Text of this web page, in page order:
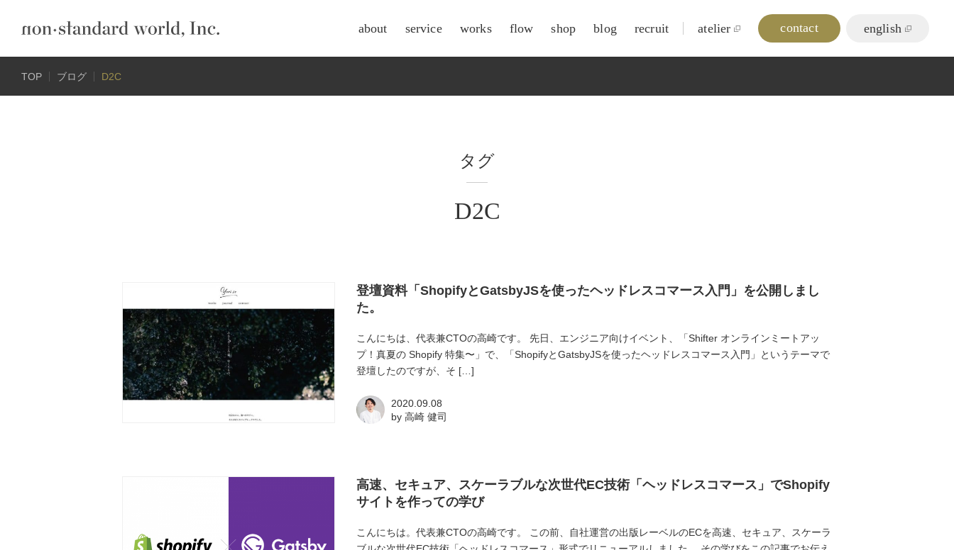
TOP ブログ D2C
about
csr
service works flow shop blog recruit atelier contact english
タグ
D2C
登壇資料「ShopifyとGatsbyJSを使ったヘッドレスコマース入門」を公開しまし
た。
こんにちは、代表兼CTOの高崎です。 先日、エンジニア向けイベント、「Shifter オンラインミートアッ
プ！真夏の Shopify 特集〜」で、「ShopifyとGatsbyJSを使ったヘッドレスコマース入門」というテーマで
登壇したのですが、そ […]
2020.09.08
by 高崎 健司
高速、セキュア、スケーラブルな次世代EC技術「ヘッドレスコマース」でShopify
サイトを作っての学び
こんにちは。代表兼CTOの高崎です。 この前、自社運営の出版レーベルのECを高速、セキュア、スケーラ